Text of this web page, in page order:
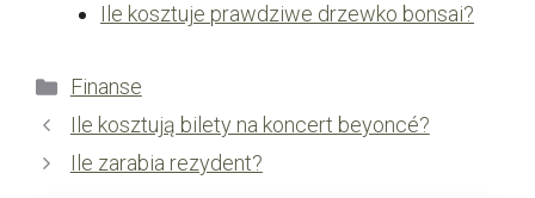
Ile kosztuje prawdziwe drzewko bonsai?
Kategorie
Finanse
Ile kosztują bilety na koncert beyoncé?
Ile zarabia rezydent?